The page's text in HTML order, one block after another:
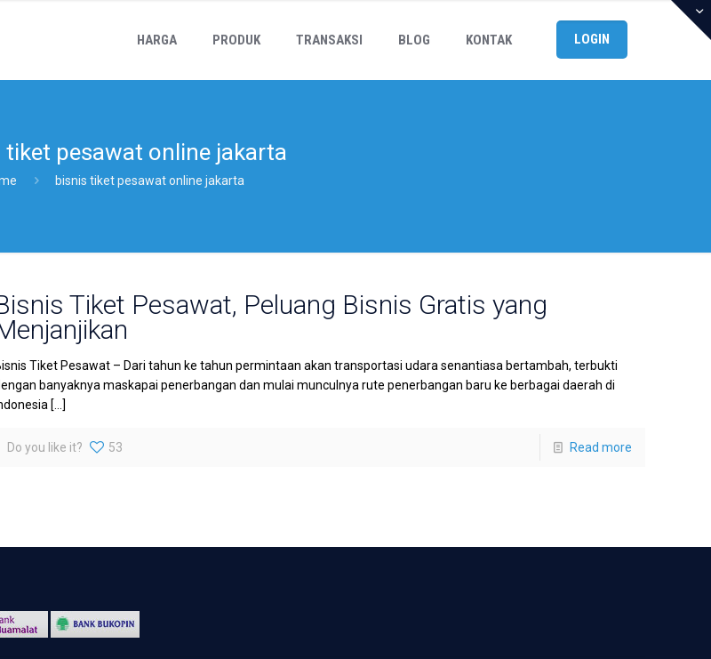
HARGA PRODUK TRANSAKSI BLOG KONTAK LOGIN
tiket pesawat online jakarta
bisnis tiket pesawat online jakarta
Tiket Pesawat, Peluang Bisnis Gratis yang
Tiket Pesawat – Dari tahun ke tahun permintaan akan transportasi udara senantiasa bertambah, terbukti
banyaknya maskapai penerbangan dan mulai munculnya rute penerbangan baru ke berbagai daerah di
[…]
Do you like it? 53 Read more